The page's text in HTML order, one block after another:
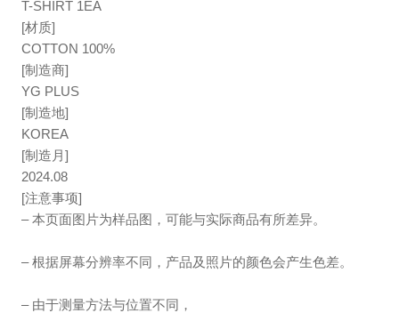
T-SHIRT 1EA
[材质]
COTTON 100%
[制造商]
YG PLUS
[制造地]
KOREA
[制造月]
2024.08
[注意事项]
– 本页面图片为样品图，可能与实际商品有所差异。
–根据屏幕分辨率不同，产品及照片的颜色会产生色差。
– 由于测量方法与位置不同，